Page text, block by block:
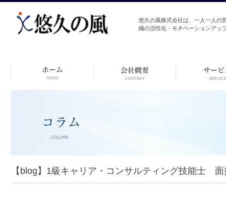
悠久の風株式会社は、一人一人の
織の活性化・モチベーションアッ
テ
ン
【blog】1級キャリア・コンサルティング技能士